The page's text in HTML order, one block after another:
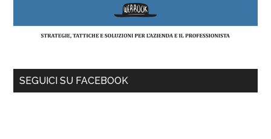
SEGUICI SU FACEBOOK